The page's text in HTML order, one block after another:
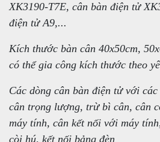
XK3190-T7E, cân bàn điện tử
điện tử A9,...
Kích thước bàn cân 40x50cm,
có thể gia công kích thước theo
Các dòng cân bàn điện tử với
cân trọng lượng, trừ bì cân, cân
máy tính, cân kết nối với máy
còi hú, kết nối bảng đèn